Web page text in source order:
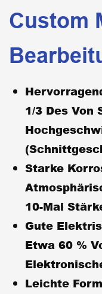
Custom
1/3 Des Von
Starke
10-Mal
Gute
Etwa 60 %
Leichte